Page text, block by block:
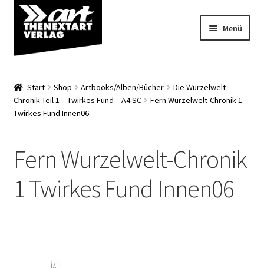
Zur
Navigation
springen
Zum
Inhalt
springen
Menü
Shop
Start Shop Artbooks/Alben/Bücher
Die Wurzelwelt-
Chronik Teil 1 – Twirkes Fund – A4 SC
Fern Wurzelwelt-Chronik 1
Twirkes Fund Innen06
Fern Wurzelwelt-Chronik
1 Twirkes Fund Innen06